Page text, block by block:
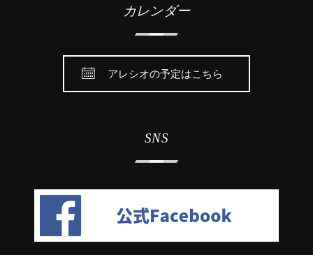
カレンダー
アレシオの予定はこちら
SNS